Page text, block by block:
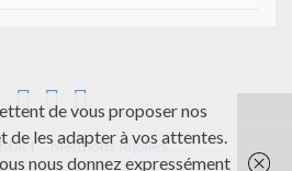
Mentions légales
de vous proposer nos
de les adapter à vos attentes.
nous donnez expressément